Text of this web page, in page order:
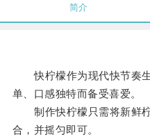
简介
快柠檬作为现代快节奏生
单、口感独特而备受喜爱。
制作快柠檬只需将新鲜柠
合，并摇匀即可。